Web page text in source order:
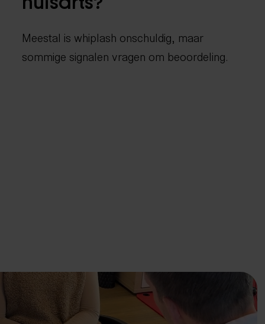
Meestal is whiplash onschuldig, maar
sommige signalen vragen om beoordeling.